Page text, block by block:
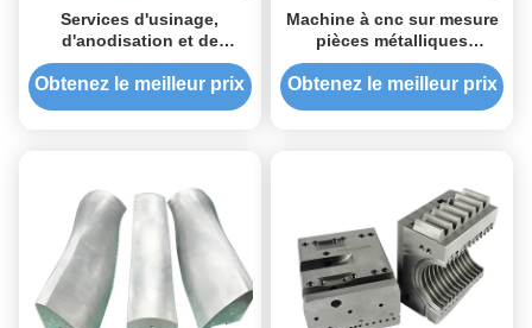
Services d'usinage,
d'anodisation et de
moulage de prototypes de
métaux
Obtenez le meilleur prix
Machine à cnc sur mesure
pièces métalliques
aluminium tourné fraisage
moto auto
Obtenez le meilleur prix